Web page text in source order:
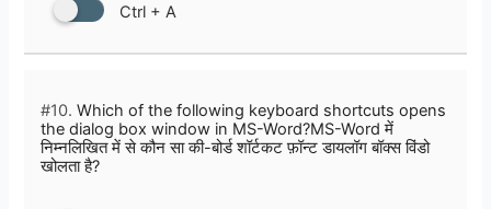
Ctrl + A
#10. Which of the following keyboard shortcuts opens
the dialog box window in MS-Word?MS-Word में
निम्नलिखित में से कौन सा की-बोर्ड शॉर्टकट फ़ॉन्ट डायलॉग बॉक्स विंडो
खोलता है?